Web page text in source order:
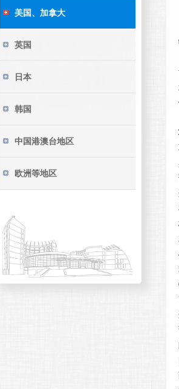
美国、加拿大
英国
日本
韩国
中国港澳台地区
欧洲等地区